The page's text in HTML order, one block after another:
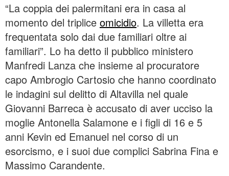
“La coppia dei palermitani era in casa al
momento del triplice omicidio. La villetta era
frequentata solo dai due familiari oltre ai
familiari”. Lo ha detto il pubblico ministero
Manfredi Lanza che insieme al procuratore
capo Ambrogio Cartosio che hanno coordinato
le indagini sul delitto di Altavilla nel quale
Giovanni Barreca è accusato di aver ucciso la
moglie Antonella Salamone e i figli di 16 e 5
anni Kevin ed Emanuel nel corso di un
esorcismo, e i suoi due complici Sabrina Fina e
Massimo Carandente.